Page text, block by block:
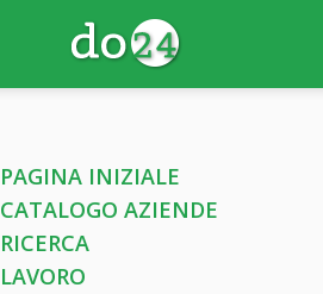
PAGINA INIZIALE
CATALOGO AZIENDE
RICERCA
LAVORO